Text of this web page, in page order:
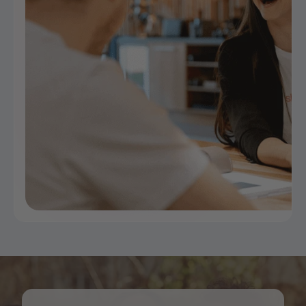
julkiset alueet ja kiinteistöt. Liiketunnistimilla
varustettuja LED-kohdevaloja on saatavana
monenlaisissa malleissa, eivätkä ne jätä huomaamatta
ketään, joka yrittää päästä kiinteistölle.
Ruostumattomasta teräksestä, korkealaatuisesta
muovista tai alumiinista valmistettujen ulkokohdevalojen
vankan rakenteen ansiosta liiketunnistimilla varustetut
kestävät kaikki sääolosuhteet ja ovat
Laadukkaat piikkipistevalot
kukkapenkkeihin ja -laatikoihin
Turvallisen jalustan varmistamiseksi voit valita
maapiikkivalaisimia käytetään useinpuutarhalammen
veden asukkaita (kultakalat, sammakot, sudenkorennot,